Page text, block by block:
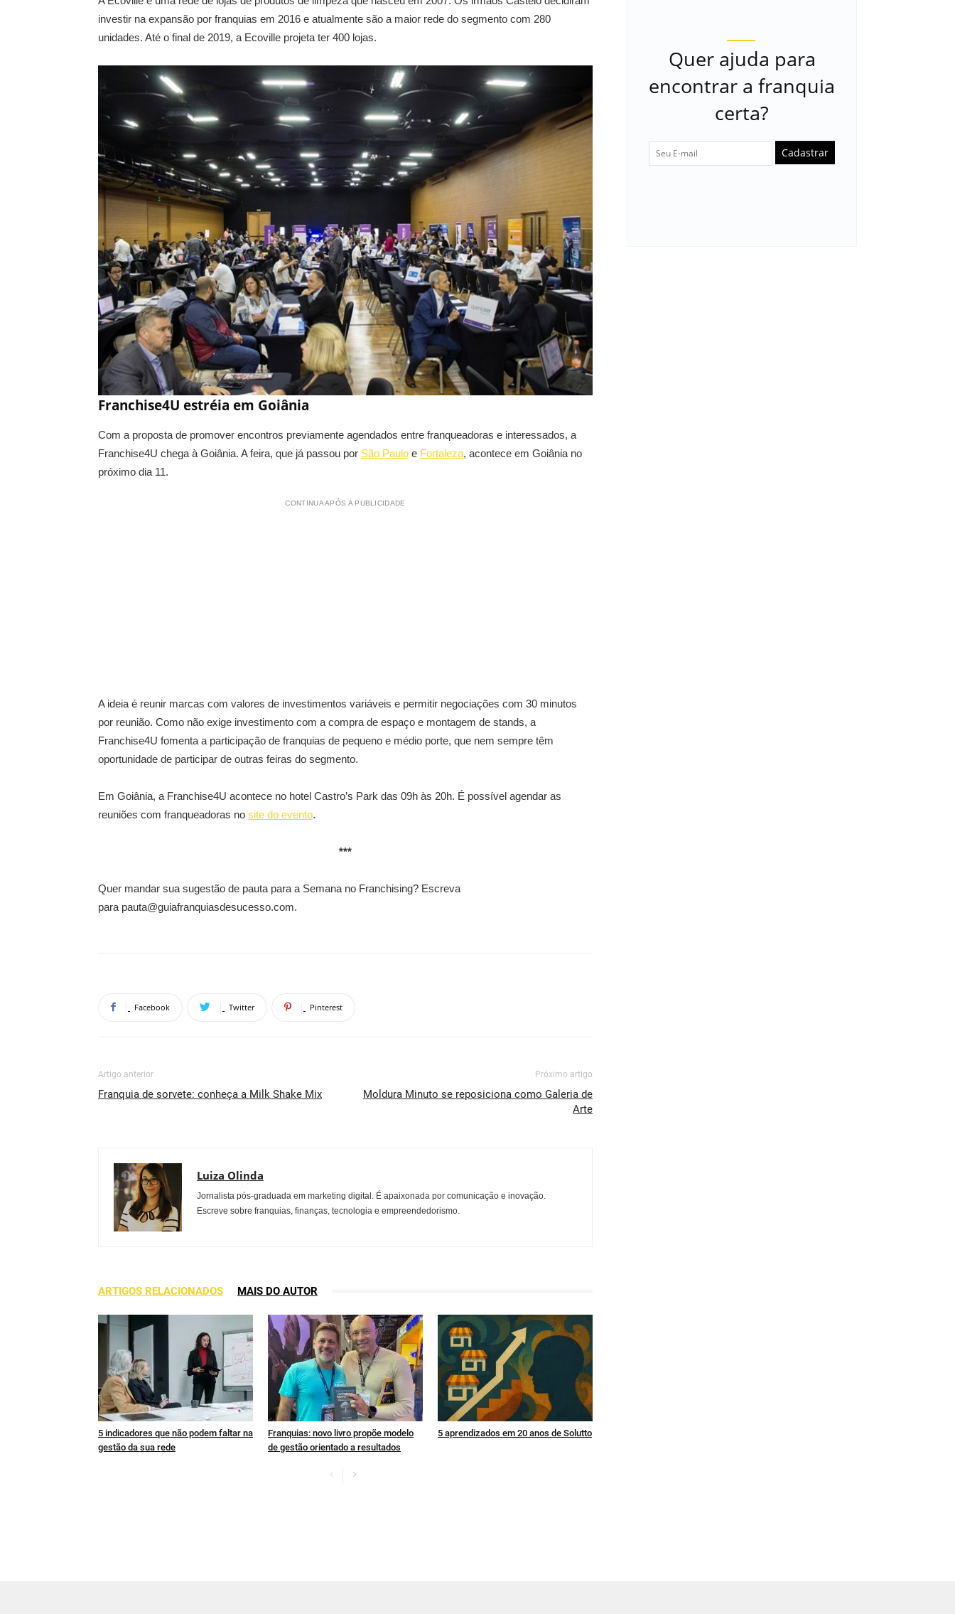
investir na expansão por franquias em 2016 e atualmente são a maior rede do segmento com 280
unidades. Até o final de 2019, a Ecoville projeta ter 400 lojas.
Franchise4U estréia em Goiânia
Com a proposta de promover encontros previamente agendados entre franqueadoras e interessados, a
Franchise4U chega à Goiânia. A feira, que já passou por São Paulo e Fortaleza, acontece em Goiânia no
próximo dia 11.
CONTINUA APÓS A PUBLICIDADE
A ideia é reunir marcas com valores de investimentos variáveis e permitir negociações com 30 minutos
por reunião. Como não exige investimento com a compra de espaço e montagem de stands, a
Franchise4U fomenta a participação de franquias de pequeno e médio porte, que nem sempre têm
oportunidade de participar de outras feiras do segmento.
Em Goiânia, a Franchise4U acontece no hotel Castro’s Park das 09h às 20h. É possível agendar as
reuniões com franqueadoras no site do evento.
***
Quer mandar sua sugestão de pauta para a Semana no Franchising? Escreva
para pauta@guiafranquiasdesucesso.com.
Facebook Twitter Pinterest
Artigo anterior
Franquia de sorvete: conheça a Milk Shake Mix
Próximo artigo
Moldura Minuto se reposiciona como Galeria de
Arte
Luiza Olinda
Jornalista pós-graduada em marketing digital. É apaixonada por comunicação e inovação.
Escreve sobre franquias, finanças, tecnologia e empreendedorismo.
ARTIGOS RELACIONADOS MAIS DO AUTOR
5 indicadores que não podem faltar na
gestão da sua rede
Franquias: novo livro propõe modelo
de gestão orientado a resultados
5 aprendizados em 20 anos de Solutto
Quer ajuda para
encontrar a franquia
certa?
Cadastrar